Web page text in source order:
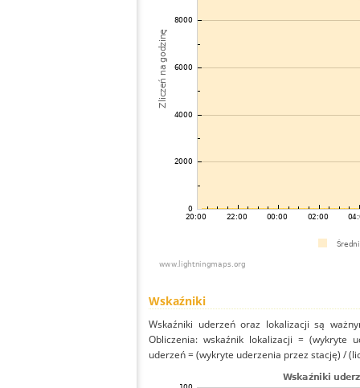
Wskaźniki
Wskaźniki uderzeń oraz lokalizacji są
Obliczenia: wskaźnik lokalizacji = (wykryte
uderzeń = (wykryte uderzenia przez stację) /